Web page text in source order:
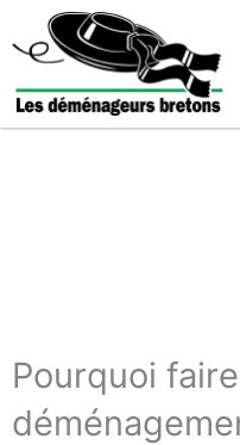
au
contenu
Pourquoi